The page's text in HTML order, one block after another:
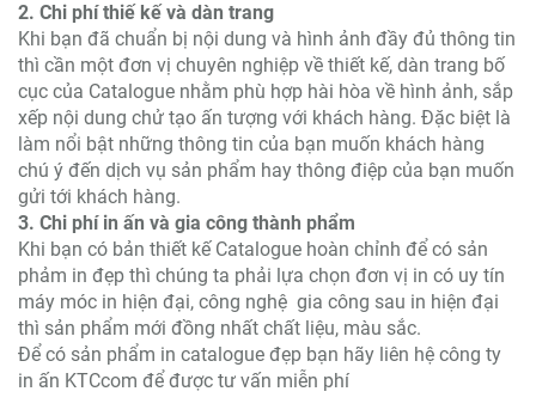
2. Chi phí thiế kế và dàn trang
Khi bạn đã chuẩn bị nội dung và hình ảnh đầy đủ thông tin
thì cần một đơn vị chuyên nghiệp về thiết kế, dàn trang bố
cục của Catalogue nhằm phù hợp hài hòa về hình ảnh, sắp
xếp nội dung chử tạo ấn tượng với khách hàng. Đặc biệt là
làm nổi bật những thông tin của bạn muốn khách hàng
chú ý đến dịch vụ sản phẩm hay thông điệp của bạn muốn
gửi tới khách hàng.
3. Chi phí in ấn và gia công thành phẩm
Khi bạn có bản thiết kế Catalogue hoàn chỉnh để có sản
phảm in đẹp thì chúng ta phải lựa chọn đơn vị in có uy tín
máy móc in hiện đại, công nghệ gia công sau in hiện đại
thì sản phẩm mới đồng nhất chất liệu, màu sắc.
Để có sản phẩm in catalogue đẹp bạn hãy liên hệ công ty
in ấn KTCcom để được tư vấn miễn phí